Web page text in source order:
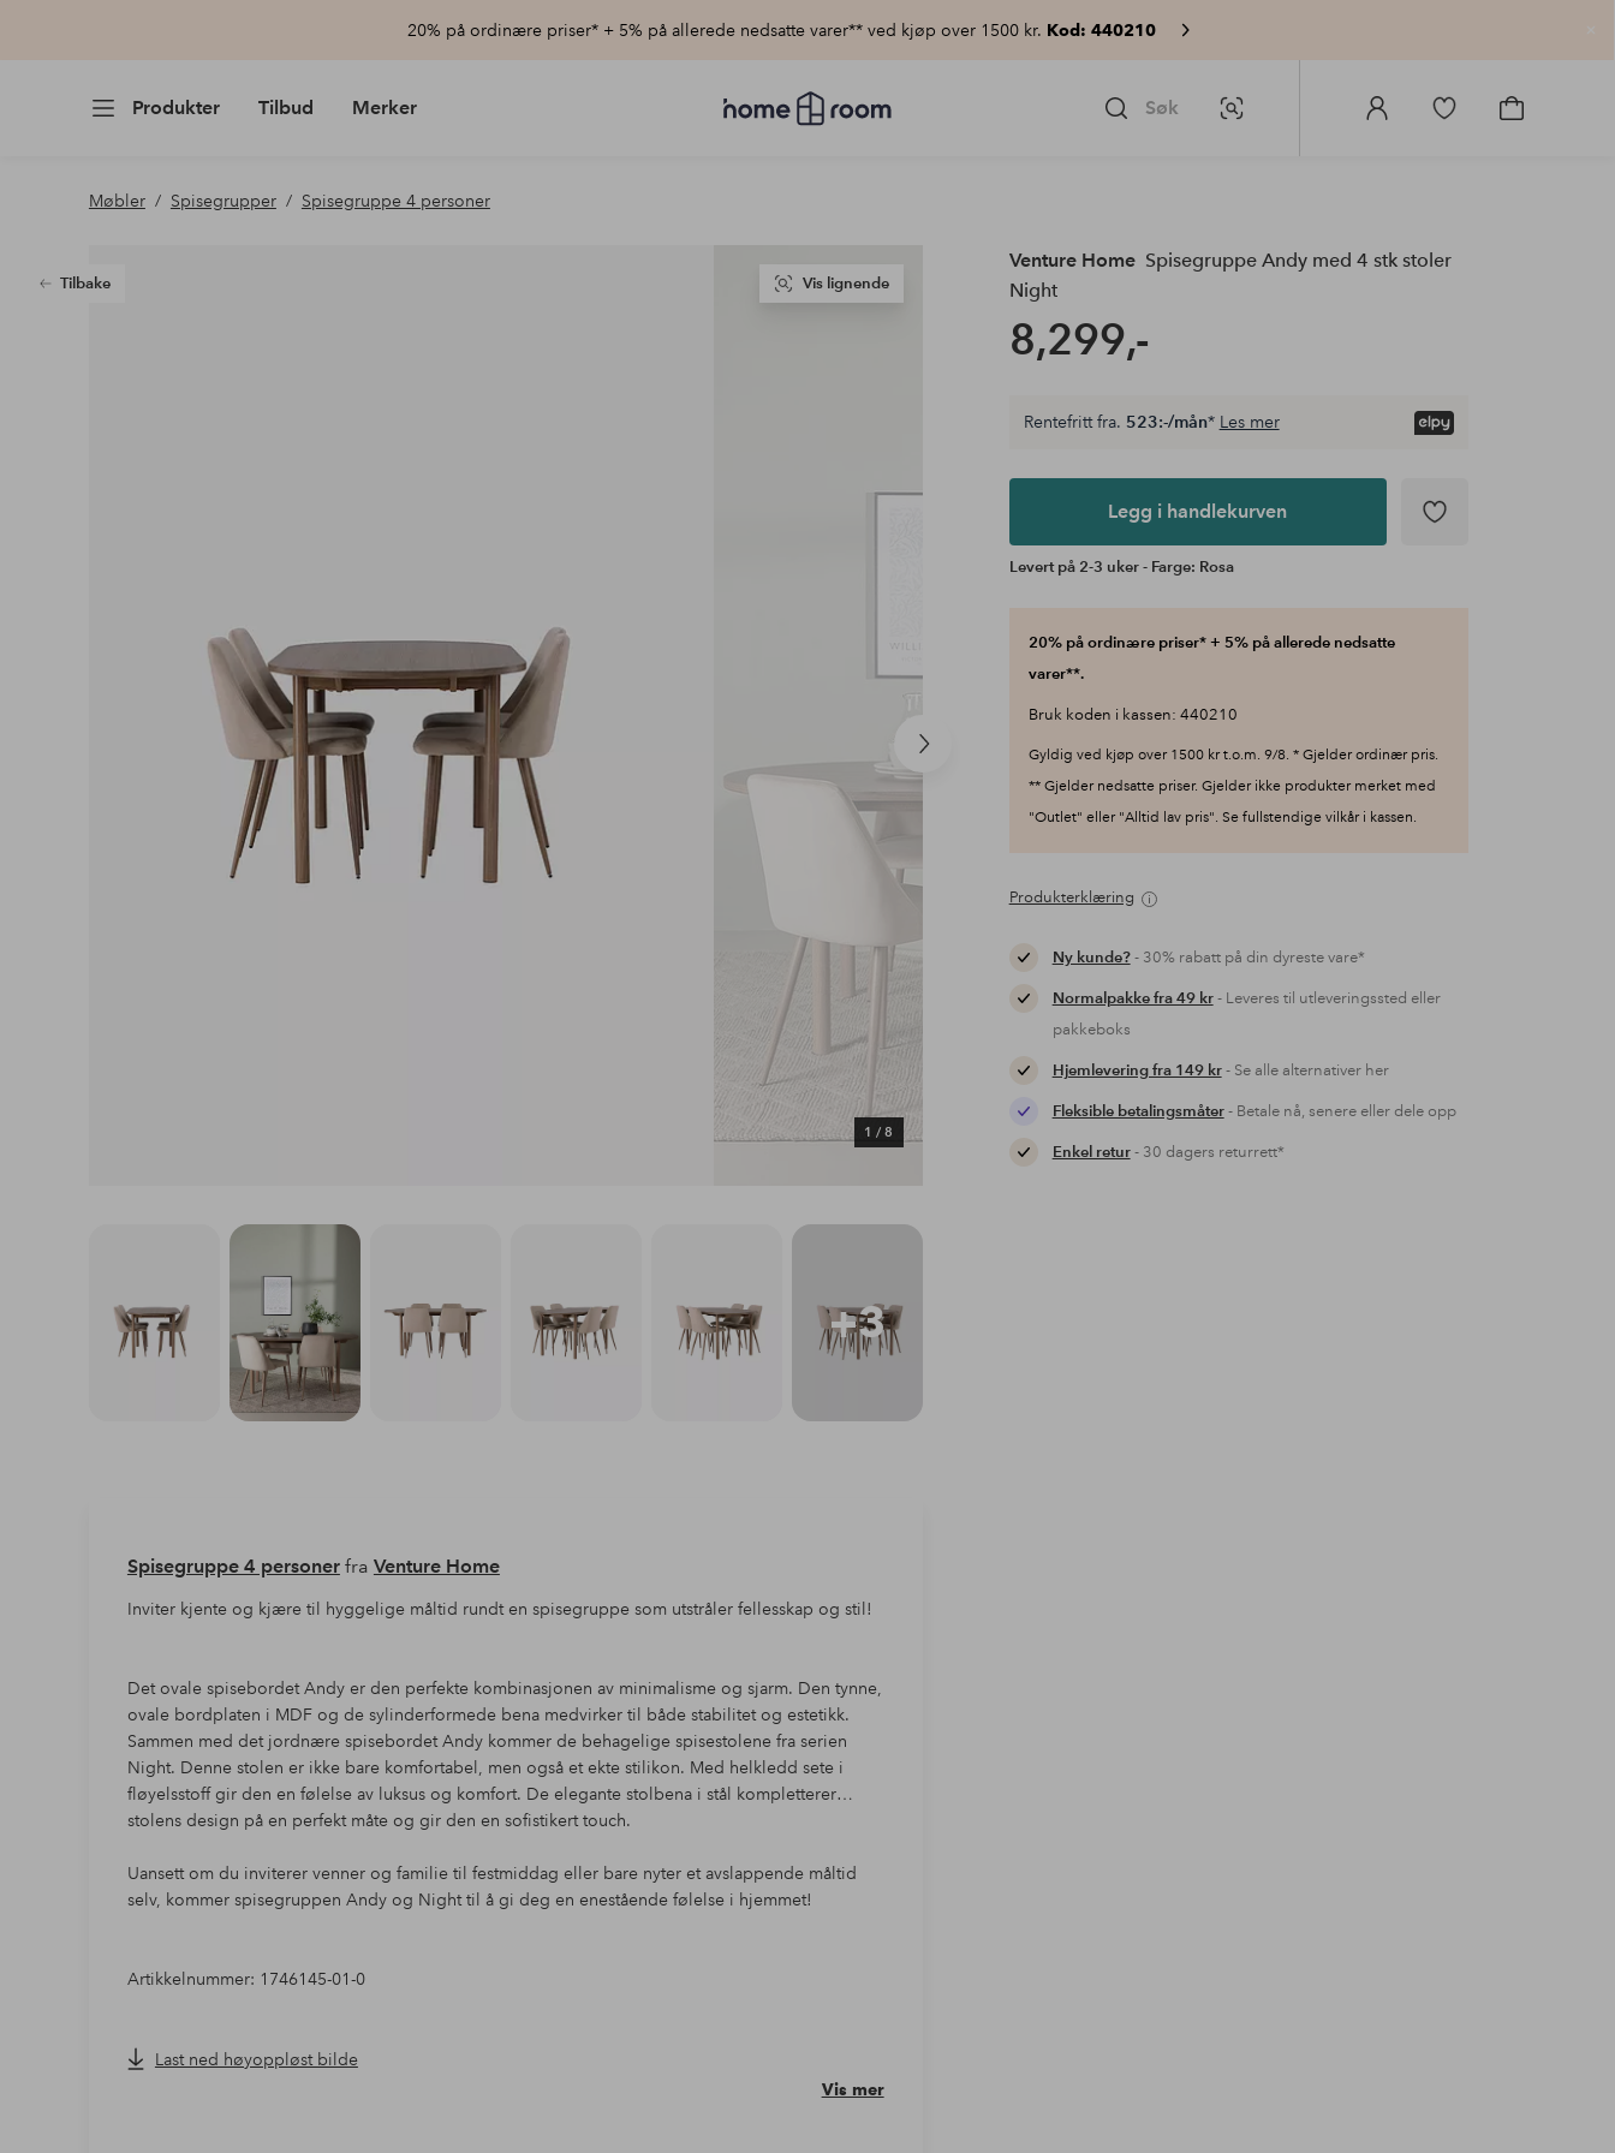
20% på ordinære priser* + 5% på allerede nedsatte varer** ved kjøp over 1500 kr. Kod: 440210
Produkter Tilbud Merker
Homeroom
–
Søk Bildesøk
Logg
Gå
Gå
Møbler Spisegrupper Spisegruppe 4 personer
Tilbake
Neste
produkt
1 / 8
Vis lignende
Venture Home Spisegruppe Andy med 4 stk stoler
Night
8,299,-
Rentefritt fra. 523:-/mån* Les mer
Legg i handlekurven
Levert på 2-3 uker - Farge: Rosa
20% på ordinære priser* + 5% på allerede nedsatte
varer**.
Bruk koden i kassen: 440210
Gyldig ved kjøp over 1500 kr t.o.m. 9/8. * Gjelder ordinær pris.
** Gjelder nedsatte priser. Gjelder ikke produkter merket med
"Outlet" eller "Alltid lav pris". Se fullstendige vilkår i kassen.
Produkterklæring
Ny kunde?- 30% rabatt på din dyreste vare*
Normalpakke fra 49 kr- Leveres til utleveringssted eller
pakkeboks
Hjemlevering fra 149 kr- Se alle alternativer her
Fleksible betalingsmåter- Betale nå, senere eller dele opp
Enkel retur- 30 dagers returrett*
+3
Spisegruppe 4 personerfra Venture Home
Inviter kjente og kjære til hyggelige måltid rundt en spisegruppe som utstråler fellesskap og stil!
Det ovale spisebordet Andy er den perfekte kombinasjonen av minimalisme og sjarm. Den tynne,
ovale bordplaten i MDF og de sylinderformede bena medvirker til både stabilitet og estetikk.
Sammen med det jordnære spisebordet Andy kommer de behagelige spisestolene fra serien
Night. Denne stolen er ikke bare komfortabel, men også et ekte stilikon. Med helkledd sete i
fløyelsstoff gir den en følelse av luksus og komfort. De elegante stolbena i stål kompletterer
stolens design på en perfekt måte og gir den en sofistikert touch.
Uansett om du inviterer venner og familie til festmiddag eller bare nyter et avslappende måltid
selv, kommer spisegruppen Andy og Night til å gi deg en enestående følelse i hjemmet!
Artikkelnummer: 1746145-01-0
Last ned høyoppløst bilde
Vis mer